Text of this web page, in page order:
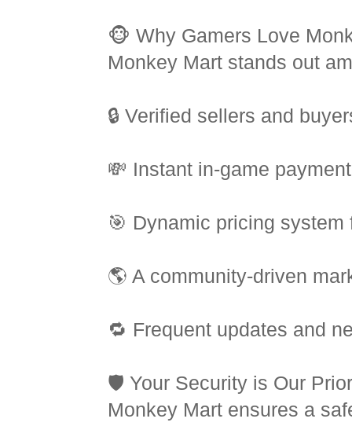
🐵 Why Gamers Love
Monkey Mart stands out
🔒 Verified sellers and
💸 Instant in-game
🎯 Dynamic pricing system
🌎 A community-driven
🔁 Frequent updates and
🛡️ Your Security is Our
Monkey Mart ensures a